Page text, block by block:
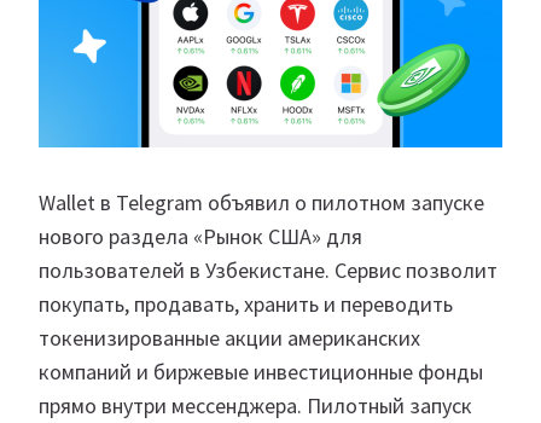
Wallet в Telegram объявил о пилотном запуске
нового раздела «Рынок США» для
пользователей в Узбекистане. Сервис позволит
покупать, продавать, хранить и переводить
токенизированные акции американских
компаний и биржевые инвестиционные фонды
прямо внутри мессенджера. Пилотный запуск